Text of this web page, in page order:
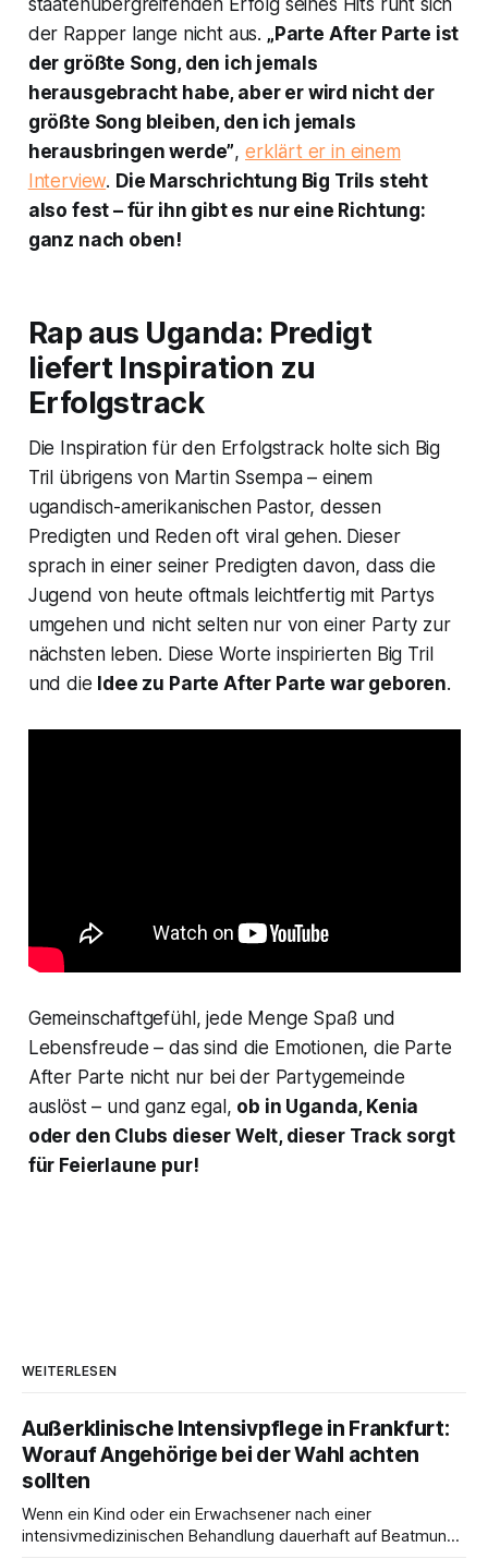
staatenübergreifenden Erfolg seines Hits ruht sich
der Rapper lange nicht aus. „ Parte After Parte ist
der größte Song, den ich jemals
herausgebracht habe, aber er wird nicht der
größte Song bleiben, den ich jemals
herausbringen werde”, erklärt er in einem
Interview. Die Marschrichtung Big Trils steht
also fest – für ihn gibt es nur eine Richtung:
ganz nach oben!
Rap aus Uganda: Predigt
liefert Inspiration zu
Erfolgstrack
Die Inspiration für den Erfolgstrack holte sich Big
Tril übrigens von Martin Ssempa – einem
ugandisch-amerikanischen Pastor, dessen
Predigten und Reden oft viral gehen. Dieser
sprach in einer seiner Predigten davon, dass die
Jugend von heute oftmals leichtfertig mit Partys
umgehen und nicht selten nur von einer Party zur
nächsten leben. Diese Worte inspirierten Big Tril
und die Idee zu Parte After Parte war geboren.
Gemeinschaftgefühl, jede Menge Spaß und
Lebensfreude – das sind die Emotionen, die Parte
After Parte nicht nur bei der Partygemeinde
auslöst – und ganz egal, ob in Uganda, Kenia
oder den Clubs dieser Welt, dieser Track sorgt
für Feierlaune pur!
WEITERLESEN
Außerklinische Intensivpflege in Frankfurt:
Worauf Angehörige bei der Wahl achten
sollten
Wenn ein Kind oder ein Erwachsener nach einer
intensivmedizinischen Behandlung dauerhaft auf Beatmung